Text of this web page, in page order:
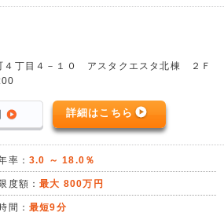
４丁目４－１０ アスタクエスタ北棟 ２Ｆ
詳細はこちら
率： 3.0 ～ 18.0％
度額：最大 800万円
間： 最短9分